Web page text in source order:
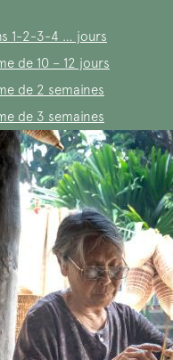
1-2-3-4 … jours
de 10 – 12 jours
de 2 semaines
de 3 semaines